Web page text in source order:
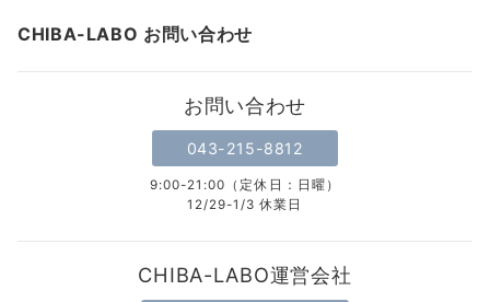
CHIBA-LABO お問い合わせ
お問い合わせ
043-215-8812
9:00-21:00（定休日：日曜）
12/29-1/3 休業日
CHIBA-LABO運営会社